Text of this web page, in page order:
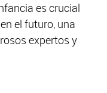
es crucial
el futuro, una
expertos y